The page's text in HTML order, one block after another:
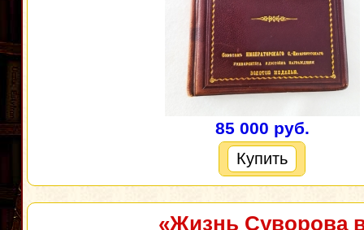
85 000 руб.
Купить
«Жизнь Суворова